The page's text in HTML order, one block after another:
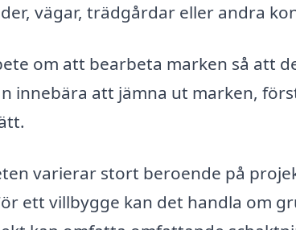
vägar, trädgårdar eller andra
om att bearbeta marken så att
innebära att jämna ut marken,
varierar stort beroende på
ett villbygge kan det handla om